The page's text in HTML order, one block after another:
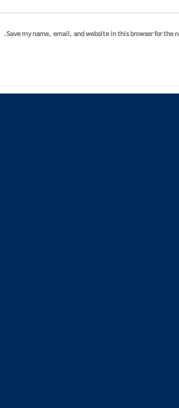
Save my name, email, and website in this browser for the